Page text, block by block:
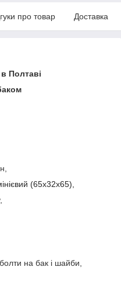
про товар Доставка
в Полтаві
(65х32х65),
на бак і шайби,